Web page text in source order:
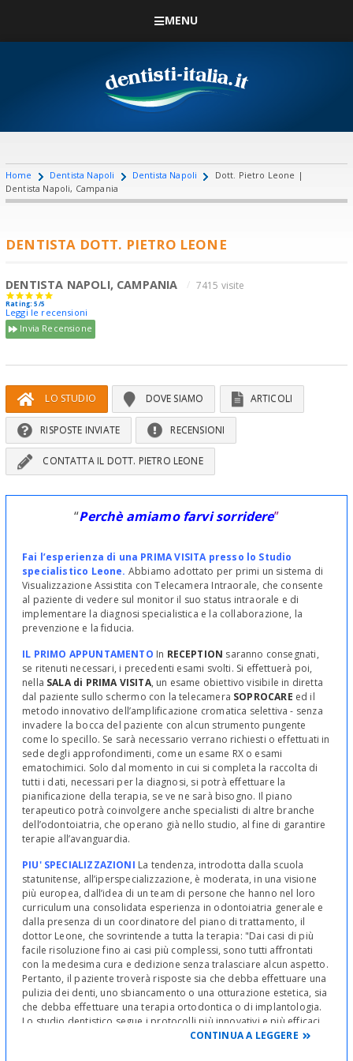
MENU
Home Dentista Napoli Dentista Napoli
Dott. Pietro Leone |
Dentista Napoli, Campania
DENTISTA DOTT. PIETRO LEONE
DENTISTA NAPOLI, CAMPANIA 7415 visite
Rating: 5/5
Leggi le recensioni
Invia Recensione
LO STUDIO DOVE SIAMO ARTICOLI
RISPOSTE INVIATE RECENSIONI
CONTATTA IL DOTT. PIETRO LEONE
“Perchè amiamo farvi sorridere”
Fai l’esperienza di una PRIMA VISITA presso lo Studio
specialistico Leone. Abbiamo adottato per primi un sistema di
Visualizzazione Assistita con Telecamera Intraorale, che consente
al paziente di vedere sul monitor il suo status intraorale e di
implementare la diagnosi specialistica e la collaborazione, la
prevenzione e la fiducia.
IL PRIMO APPUNTAMENTO In RECEPTION saranno consegnati,
se ritenuti necessari, i precedenti esami svolti. Si effettuerà poi,
nella SALA di PRIMA VISITA, un esame obiettivo visibile in diretta
dal paziente sullo schermo con la telecamera SOPROCARE ed il
metodo innovativo dell’amplificazione cromatica selettiva - senza
invadere la bocca del paziente con alcun strumento pungente
come lo specillo. Se sarà necessario verrano richiesti o effettuati in
sede degli approfondimenti, come un esame RX o esami
ematochimici. Solo dal momento in cui si completa la raccolta di
tutti i dati, necessari per la diagnosi, si potrà effettuare la
pianificazione della terapia, se ve ne sarà bisogno. Il piano
terapeutico potrà coinvolgere anche specialisti di altre branche
dell’odontoiatria, che operano già nello studio, al fine di garantire
terapie all’avanguardia.
PIU' SPECIALIZZAZIONI La tendenza, introdotta dalla scuola
statunitense, all’iperspecializzazione, è moderata, in una visione
più europea, dall’idea di un team di persone che hanno nel loro
curriculum una consolidata esperienza in odontoiatria generale e
dalla presenza di un coordinatore del piano di trattamento, il
dottor Leone, che sovrintende a tutta la terapia: "Dai casi di più
facile risoluzione fino ai casi più complessi, sono tutti affrontati
con la medesima cura e dedizione senza tralasciare alcun aspetto.
Pertanto, il paziente troverà risposte sia che debba effettuare una
pulizia dei denti, uno sbiancamento o una otturazione estetica, sia
che debba effettuare una terapia ortodontica o di implantologia.
Lo studio dentistico segue i protocolli più innovativi e più efficaci
nella terapia e nel mantenimento della salute orale dei pazienti
CONTINUA A LEGGERE